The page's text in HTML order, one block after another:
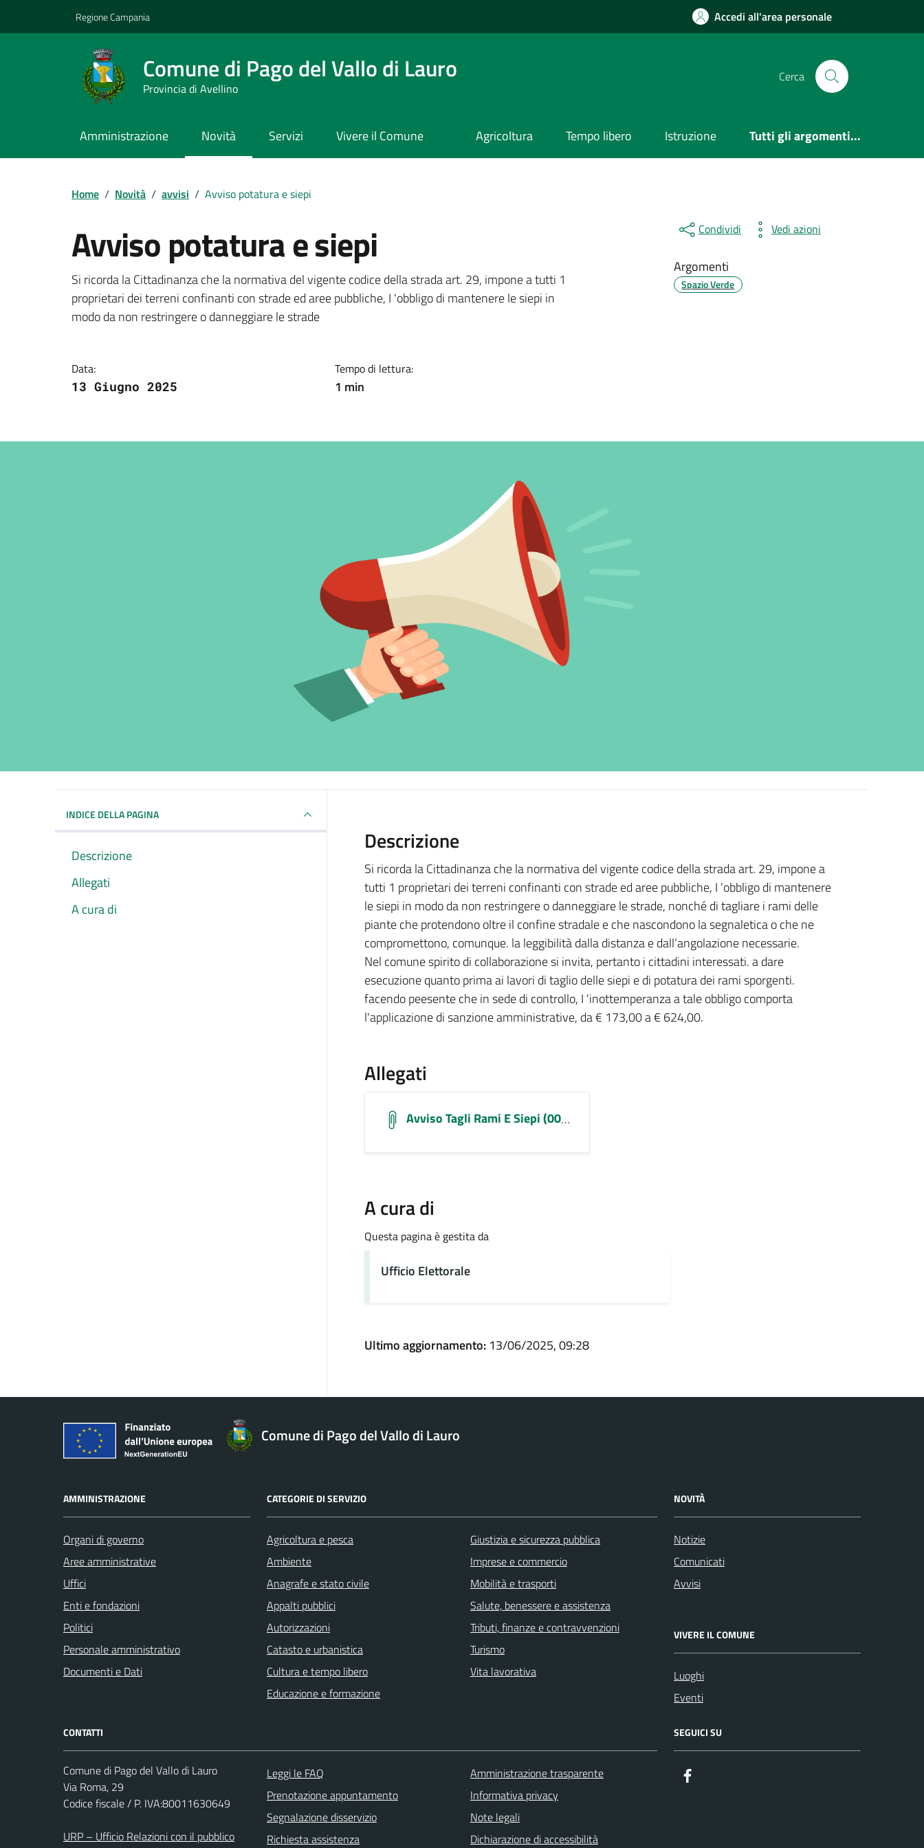
Regione Campania Accedi all'area personale
Comune di Pago del Vallo di Lauro
Provincia di Avellino
Cerca
Amministrazione Novità Servizi Vivere il Comune Agricoltura Tempo libero Istruzione Tutti gli argomenti...
Home / Novità / avvisi / Avviso potatura e siepi
Avviso potatura e siepi
Dettagli della notizia
Si ricorda la Cittadinanza che la normativa del vigente codice della strada art. 29, impone a tutti 1
proprietari dei terreni confinanti con strade ed aree pubbliche, I 'obbligo di mantenere le siepi in
modo da non restringere o danneggiare le strade
Data:
13 Giugno 2025
Tempo di lettura:
1 min
Condividi Vedi azioni
Argomenti
Spazio Verde
INDICE DELLA PAGINA
Descrizione
Allegati
A cura di
Descrizione
Si ricorda la Cittadinanza che la normativa del vigente codice della strada art. 29, impone a
tutti 1 proprietari dei terreni confinanti con strade ed aree pubbliche, I 'obbligo di mantenere
le siepi in modo da non restringere o danneggiare le strade, nonché di tagliare i rami delle
piante che protendono oltre il confine stradale e che nascondono la segnaletica o che ne
compromettono, comunque. la leggibilità dalla distanza e dall’angolazione necessarie.
Nel comune spirito di collaborazione si invita, pertanto i cittadini interessati. a dare
esecuzione quanto prima ai lavori di taglio delle siepi e di potatura dei rami sporgenti.
facendo peesente che in sede di controllo, I 'inottemperanza a tale obbligo comporta
l'applicazione di sanzione amministrative, da € 173,00 a € 624,00.
Allegati
Avviso Tagli Rami E Siepi (002) (1)
A cura di
Questa pagina è gestita da
Ufficio Elettorale
Ultimo aggiornamento: 13/06/2025, 09:28
Comune di Pago del Vallo di Lauro
AMMINISTRAZIONE
Organi di governo
Aree amministrative
Uffici
Enti e fondazioni
Politici
Personale amministrativo
Documenti e Dati
CATEGORIE DI SERVIZIO
Agricoltura e pesca
Ambiente
Anagrafe e stato civile
Appalti pubblici
Autorizzazioni
Catasto e urbanistica
Cultura e tempo libero
Educazione e formazione
Giustizia e sicurezza pubblica
Imprese e commercio
Mobilità e trasporti
Salute, benessere e assistenza
Tributi, finanze e contravvenzioni
Turismo
Vita lavorativa
NOVITÀ
Notizie
Comunicati
Avvisi
VIVERE IL COMUNE
Luoghi
Eventi
CONTATTI
Comune di Pago del Vallo di Lauro
Via Roma, 29
Codice fiscale / P. IVA:80011630649
URP – Ufficio Relazioni con il pubblico
Leggi le FAQ
Prenotazione appuntamento
Segnalazione disservizio
Richiesta assistenza
Amministrazione trasparente
Informativa privacy
Note legali
Dichiarazione di accessibilità
SEGUICI SU